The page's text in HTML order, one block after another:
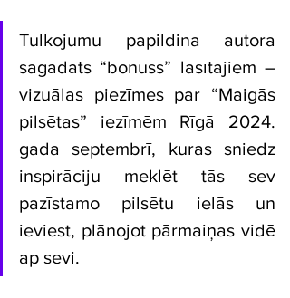
Tulkojumu papildina autora
sagādāts “bonuss” lasītājiem –
vizuālas piezīmes par “Maigās
pilsētas” iezīmēm Rīgā 2024.
gada septembrī, kuras sniedz
inspirāciju meklēt tās sev
pazīstamo pilsētu ielās un
ieviest, plānojot pārmaiņas vidē
ap sevi.